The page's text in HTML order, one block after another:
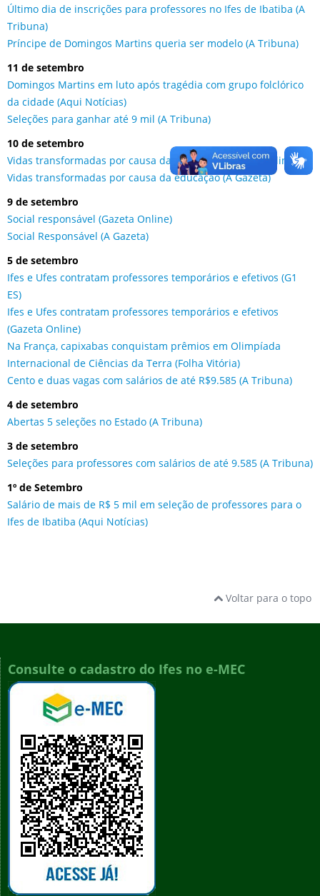
Último dia de inscrições para professores no Ifes de Ibatiba (A
Tribuna)
Príncipe de Domingos Martins queria ser modelo (A Tribuna)
11 de setembro
Domingos Martins em luto após tragédia com grupo folclórico
da cidade (Aqui Notícias)
Seleções para ganhar até 9 mil (A Tribuna)
10 de setembro
Vidas transformadas por causa da educação (Gazeta Online)
Vidas transformadas por causa da educação (A Gazeta)
9 de setembro
Social responsável (Gazeta Online)
Social Responsável (A Gazeta)
5 de setembro
Ifes e Ufes contratam professores temporários e efetivos (G1
ES)
Ifes e Ufes contratam professores temporários e efetivos
(Gazeta Online)
Na França, capixabas conquistam prêmios em Olimpíada
Internacional de Ciências da Terra (Folha Vitória)
Cento e duas vagas com salários de até R$9.585 (A Tribuna)
4 de setembro
Abertas 5 seleções no Estado (A Tribuna)
3 de setembro
Seleções para professores com salários de até 9.585 (A Tribuna)
1º de Setembro
Salário de mais de R$ 5 mil em seleção de professores para o
Ifes de Ibatiba (Aqui Notícias)
Voltar para o topo
Consulte o cadastro do Ifes no e-MEC